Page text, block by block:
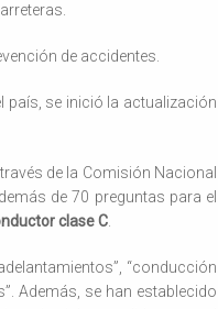
de accidentes.
país, se inició la actualización
través de la Comisión Nacional
de 70 preguntas para el
clase C
“conducción
Además, se han establecido